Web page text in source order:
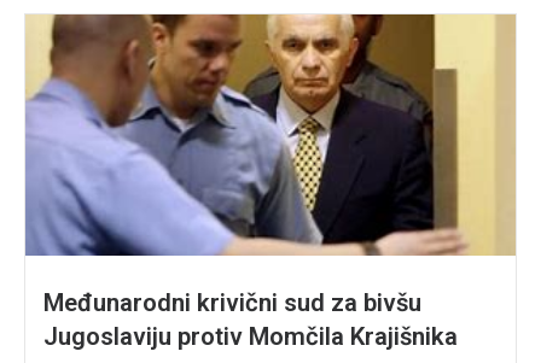
Međunarodni krivični sud za bivšu
Jugoslaviju protiv Momčila Krajišnika